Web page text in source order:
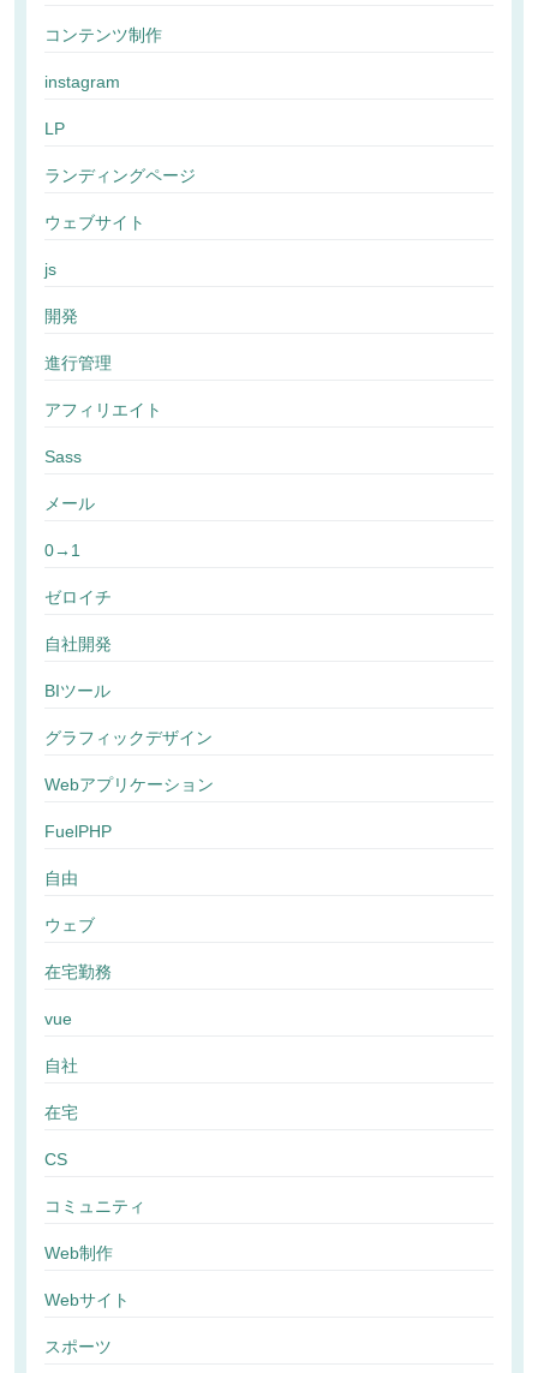
コンテンツ制作
instagram
LP
ランディングページ
ウェブサイト
js
開発
進行管理
アフィリエイト
Sass
メール
0→1
ゼロイチ
自社開発
BIツール
グラフィックデザイン
Webアプリケーション
FuelPHP
自由
ウェブ
在宅勤務
vue
自社
在宅
CS
コミュニティ
Web制作
Webサイト
スポーツ